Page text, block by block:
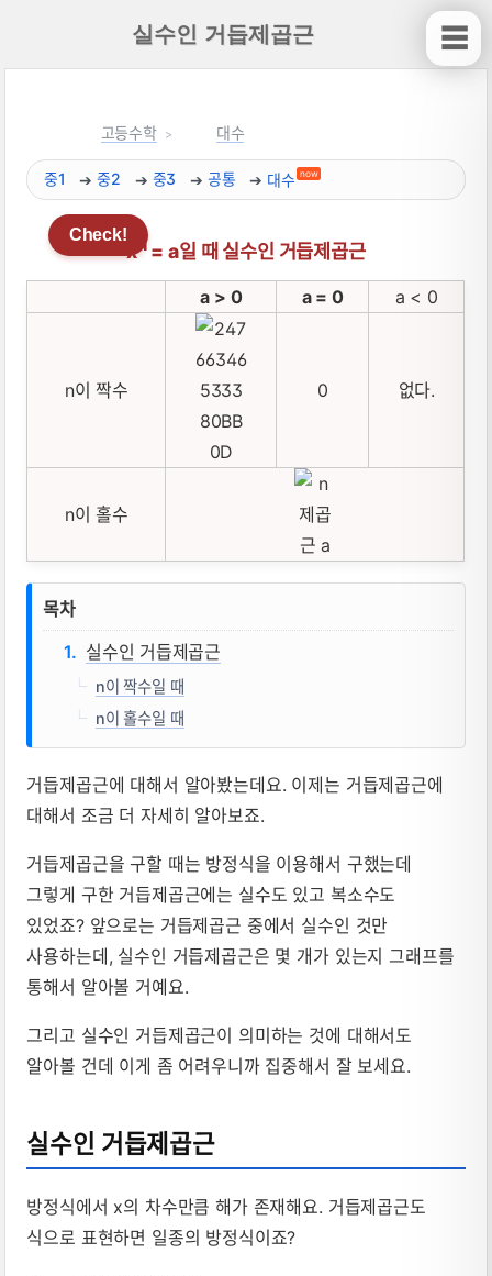
실수인 거듭제곱근
고등수학 대수
중1 중2 중3 공통 대수 now
x n= a일 때 실수인 거듭제곱근
a > 0 a = 0 a < 0
n이 짝수 0 없다.
n이 홀수
실수인 거듭제곱근 뜻, 성질, 공식 요약
목차
실수인 거듭제곱근
n이 짝수일 때
n이 홀수일 때
거듭제곱근에 대해서 알아봤는데요. 이제는 거듭제곱근에
대해서 조금 더 자세히 알아보죠.
거듭제곱근을 구할 때는 방정식을 이용해서 구했는데
그렇게 구한 거듭제곱근에는 실수도 있고 복소수도
있었죠? 앞으로는 거듭제곱근 중에서 실수인 것만
사용하는데, 실수인 거듭제곱근은 몇 개가 있는지 그래프를
통해서 알아볼 거예요.
그리고 실수인 거듭제곱근이 의미하는 것에 대해서도
알아볼 건데 이게 좀 어려우니까 집중해서 잘 보세요.
실수인 거듭제곱근
방정식에서 x의 차수만큼 해가 존재해요. 거듭제곱근도
식으로 표현하면 일종의 방정식이죠?
☰